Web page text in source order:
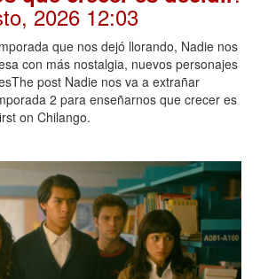
2026 12:03
que nos dejó llorando, Nadie nos
con más nostalgia, nuevos personajes
post Nadie nos va a extrañar
2 para enseñarnos que crecer es
on Chilango.